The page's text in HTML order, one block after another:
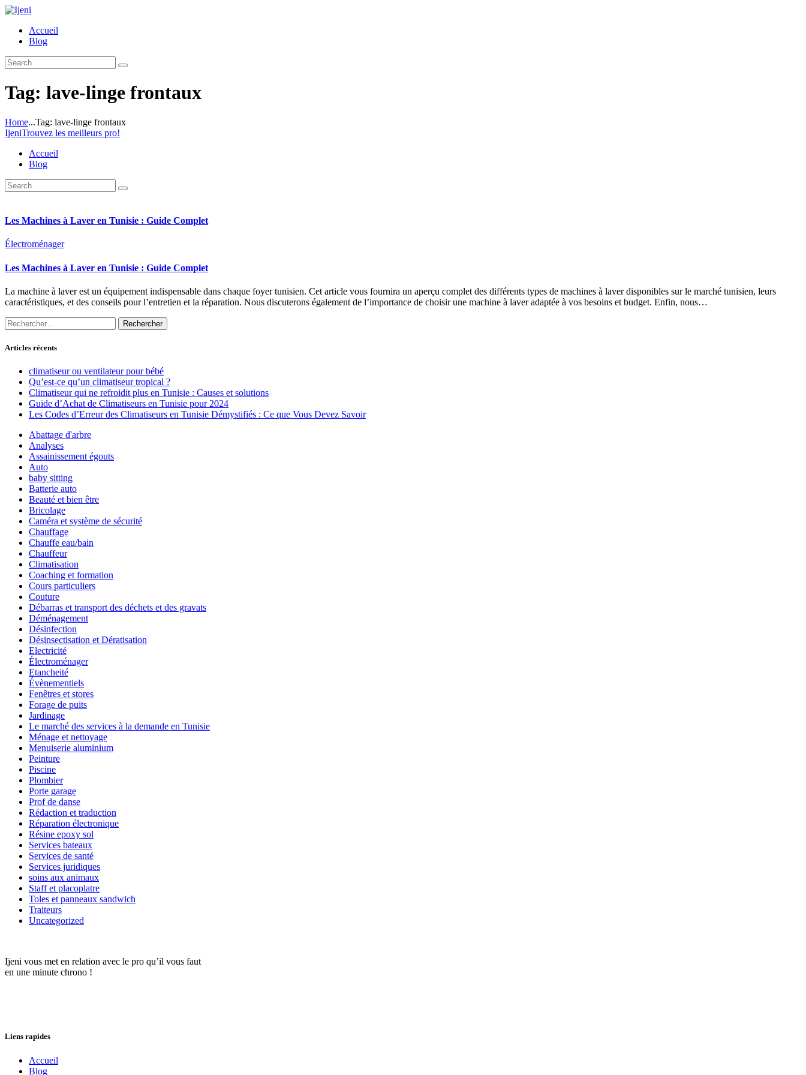
Accueil
Blog
Tag: lave-linge frontaux
Home...Tag: lave-linge frontaux
IjeniTrouvez les meilleurs pro!
Accueil
Blog
Les Machines à Laver en Tunisie : Guide Complet
Électroménager
Les Machines à Laver en Tunisie : Guide Complet
La machine à laver est un équipement indispensable dans chaque foyer tunisien. Cet article vous fournira un aperçu complet des différents types de machines à laver disponibles sur le marché tunisien, leurs
caractéristiques, et des conseils pour l’entretien et la réparation. Nous discuterons également de l’importance de choisir une machine à laver adaptée à vos besoins et budget. Enfin, nous…
Rechercher :
Articles récents
climatiseur ou ventilateur pour bébé
Qu’est-ce qu’un climatiseur tropical ?
Climatiseur qui ne refroidit plus en Tunisie : Causes et solutions
Guide d’Achat de Climatiseurs en Tunisie pour 2024
Les Codes d’Erreur des Climatiseurs en Tunisie Démystifiés : Ce que Vous Devez Savoir
Abattage d'arbre
Analyses
Assainissement égouts
Auto
baby sitting
Batterie auto
Beauté et bien être
Bricolage
Caméra et système de sécurité
Chauffage
Chauffe eau/bain
Chauffeur
Climatisation
Coaching et formation
Cours particuliers
Couture
Débarras et transport des déchets et des gravats
Déménagement
Désinfection
Désinsectisation et Dératisation
Electricité
Électroménager
Etancheité
Évènementiels
Fenêtres et stores
Forage de puits
Jardinage
Le marché des services à la demande en Tunisie
Ménage et nettoyage
Menuiserie aluminium
Peinture
Piscine
Plombier
Porte garage
Prof de danse
Rédaction et traduction
Réparation électronique
Résine epoxy sol
Services bateaux
Services de santé
Services juridiques
soins aux animaux
Staff et placoplatre
Toles et panneaux sandwich
Traiteurs
Uncategorized
Ijeni vous met en relation avec le pro qu’il vous faut
en une minute chrono !
Liens rapides
Accueil
Blog